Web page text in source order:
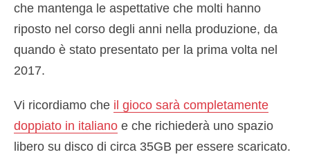
che mantenga le aspettative che molti hanno
riposto nel corso degli anni nella produzione, da
quando è stato presentato per la prima volta nel
2017.
Vi ricordiamo che il gioco sarà completamente
doppiato in italiano e che richiederà uno spazio
libero su disco di circa 35GB per essere scaricato.